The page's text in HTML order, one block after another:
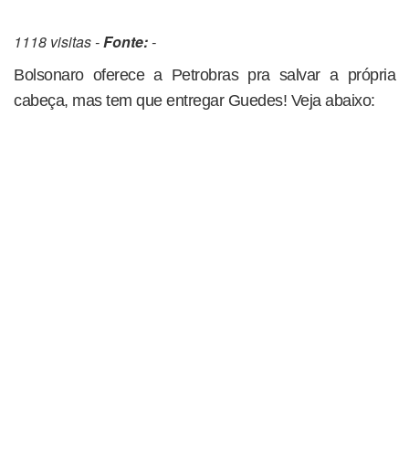
1118 visitas -Fonte:-
Bolsonaro oferece a Petrobras pra salvar a própria
cabeça, mas tem que entregar Guedes! Veja abaixo: